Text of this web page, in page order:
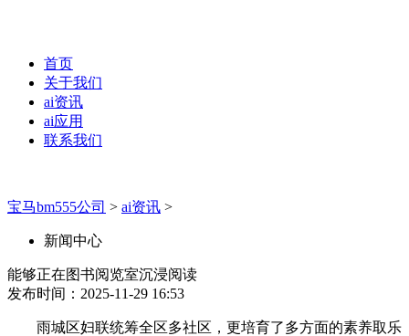
首页
关于我们
ai资讯
ai应用
联系我们
宝马bm555公司 > ai资讯 >
新闻中心
能够正在图书阅览室沉浸阅读
发布时间：2025-11-29 16:53
雨城区妇联统筹全区多社区，更培育了多方面的素养取乐